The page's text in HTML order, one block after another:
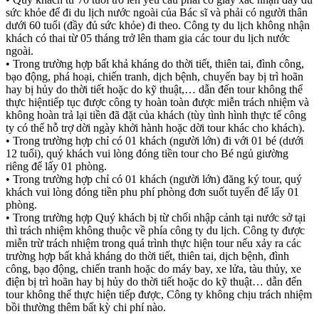
sức khỏe để đi du lịch nước ngoài của Bác sĩ và phải có người thân
dưới 60 tuổi (đầy đủ sức khỏe) đi theo. Công ty du lịch không nhận
khách có thai từ 05 tháng trở lên tham gia các tour du lịch nước
ngoài.
• Trong trường hợp bất khả kháng do thời tiết, thiên tai, đình công,
bạo động, phá hoại, chiến tranh, dịch bệnh, chuyến bay bị trì hoãn
hay bị hủy do thời tiết hoặc do kỹ thuật,… dẫn đến tour không thể
thực hiệntiếp tục được công ty hoàn toàn được miễn trách nhiệm và
không hoàn trả lại tiền đã đặt của khách (tùy tình hình thực tế công
ty có thể hỗ trợ dời ngày khởi hành hoặc dời tour khác cho khách).
• Trong trường hợp chỉ có 01 khách (người lớn) đi với 01 bé (dưới
12 tuổi), quý khách vui lòng đóng tiền tour cho Bé ngủ giường
riêng để lấy 01 phòng.
• Trong trường hợp chỉ có 01 khách (người lớn) đăng ký tour, quý
khách vui lòng đóng tiền phu phí phòng đơn suốt tuyến để lấy 01
phòng.
• Trong trường hợp Quý khách bị từ chối nhập cảnh tại nước sở tại
thì trách nhiệm không thuộc về phía công ty du lịch. Công ty được
miễn trừ trách nhiệm trong quá trình thực hiện tour nếu xảy ra các
trường hợp bất khả kháng do thời tiết, thiên tai, dịch bệnh, đình
công, bạo động, chiến tranh hoặc do máy bay, xe lửa, tàu thủy, xe
điện bị trì hoãn hay bị hủy do thời tiết hoặc do kỹ thuật… dẫn đến
tour không thể thực hiện tiếp được, Công ty không chịu trách nhiệm
bồi thường thêm bất kỳ chi phí nào.